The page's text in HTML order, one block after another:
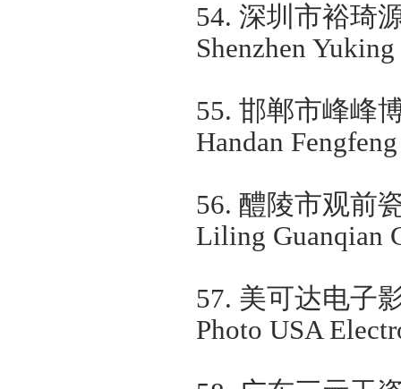
54. 深圳市裕琦
Shenzhen
55. 邯郸市峰峰
Handan
56. 醴陵市观前
Liling Guanqian
57. 美可达电子
Photo USA